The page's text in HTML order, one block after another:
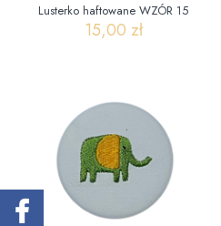
Lusterko haftowane WZÓR 15
15,00 zł